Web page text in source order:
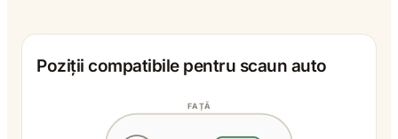
Poziții compatibile pentru scaun auto
FAȚĂ